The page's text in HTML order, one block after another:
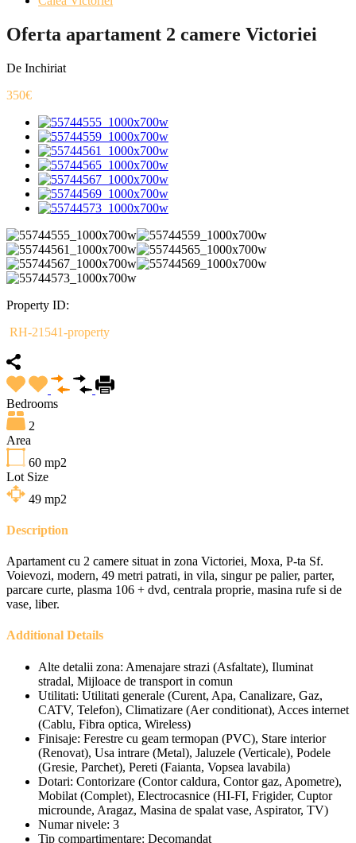
Oferta apartament 2 camere Victoriei
De Inchiriat
350€
Property ID:
RH-21541-property
Bedrooms
2
Area
60 mp2
Lot Size
49 mp2
Description
Apartament cu 2 camere situat in zona Victoriei, Moxa, P-ta Sf.
Voievozi, modern, 49 metri patrati, in vila, singur pe palier, parter,
parcare curte, plasma 106 + dvd, centrala proprie, masina rufe si de
vase, liber.
Additional Details
Alte detalii zona: Amenajare strazi (Asfaltate), Iluminat
stradal, Mijloace de transport in comun
Utilitati: Utilitati generale (Curent, Apa, Canalizare, Gaz,
CATV, Telefon), Climatizare (Aer conditionat), Acces internet
(Cablu, Fibra optica, Wireless)
Finisaje: Ferestre cu geam termopan (PVC), Stare interior
(Renovat), Usa intrare (Metal), Jaluzele (Verticale), Podele
(Gresie, Parchet), Pereti (Faianta, Vopsea lavabila)
Dotari: Contorizare (Contor caldura, Contor gaz, Apometre),
Mobilat (Complet), Electrocasnice (HI-FI, Frigider, Cuptor
microunde, Aragaz, Masina de spalat vase, Aspirator, TV)
Numar nivele: 3
Tip compartimentare: Decomandat